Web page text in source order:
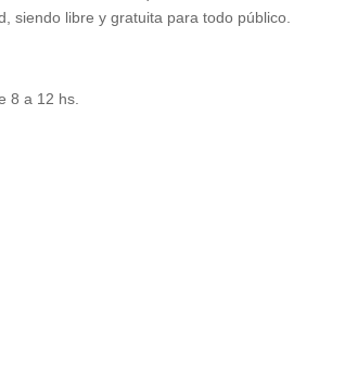
siendo libre y gratuita para todo público.
8 a 12 hs.